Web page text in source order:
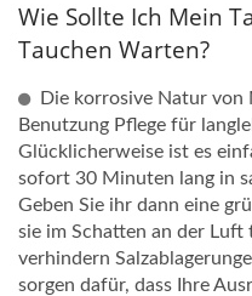
Wie Sollte Ich Mein
Tauchen Warten?
Die korrosive Natur
Benutzung Pflege für
Glücklicherweise ist es
sofort 30 Minuten lang in
Geben Sie ihr dann eine
sie im Schatten an der
verhindern
sorgen dafür, dass Ihre